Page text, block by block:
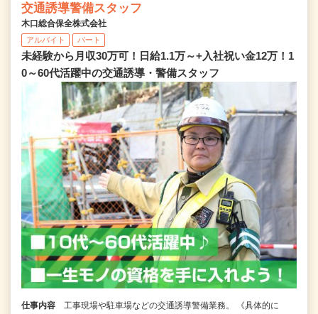
交通誘導警備スタッフ
木口総合保全株式会社
アルバイト パート
未経験から月収30万可！日給1.1万～+入社祝い金12万！1
0～60代活躍中の交通誘導・警備スタッフ
仕事内容
工事現場や駐車場などの交通誘導警備業務。 《具体的に